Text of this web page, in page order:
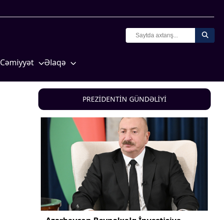
Cəmiyyət
Məhkəmə və hüquq
Gənclər və İdman
Əlaqə
PREZİDENTİN GÜNDƏLİYİ